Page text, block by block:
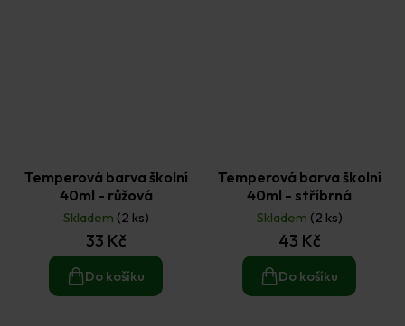
Temperová barva školní
40ml - růžová
Skladem (2 ks)
33 Kč
Do košíku
Temperová barva školní
40ml - stříbrná
Skladem (2 ks)
43 Kč
Do košíku